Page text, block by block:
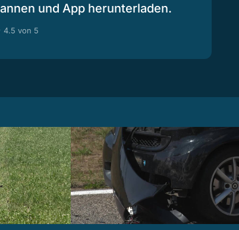
und App herunterladen.
4.5 von 5